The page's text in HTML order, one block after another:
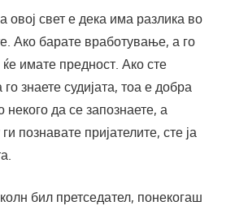
овој свет е дека има разлика во
Ако барате вработување, а го
имате предност. Ако сте
знаете судијата, тоа е добра
некого да се запознаете, а
познавате пријателите, сте ја
бил претседател, понекогаш